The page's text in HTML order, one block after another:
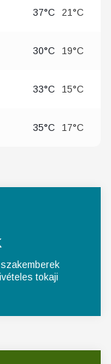
37°C 21°C
30°C 19°C
33°C 15°C
35°C 17°C
tokaji